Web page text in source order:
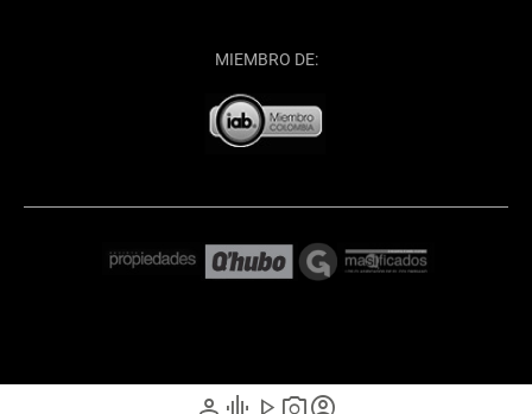
MIEMBRO DE: